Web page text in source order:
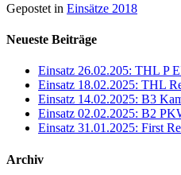
Gepostet in Einsätze 2018
Neueste Beiträge
Einsatz 26.02.205: THL P
Einsatz 18.02.2025: THL
Einsatz 14.02.2025: B3
Einsatz 02.02.2025: B2
Einsatz 31.01.2025: First
Archiv